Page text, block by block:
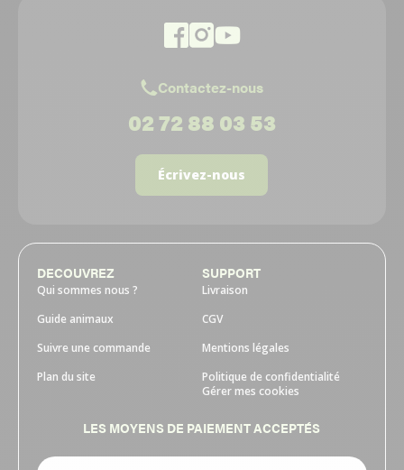
Contactez-nous
02 72 88 03 53
Écrivez-nous
DECOUVREZ
Qui sommes nous ?
Guide animaux
Suivre une commande
Plan du site
SUPPORT
Livraison
CGV
Mentions légales
Politique de confidentialité
Gérer mes cookies
LES MOYENS DE PAIEMENT ACCEPTÉS